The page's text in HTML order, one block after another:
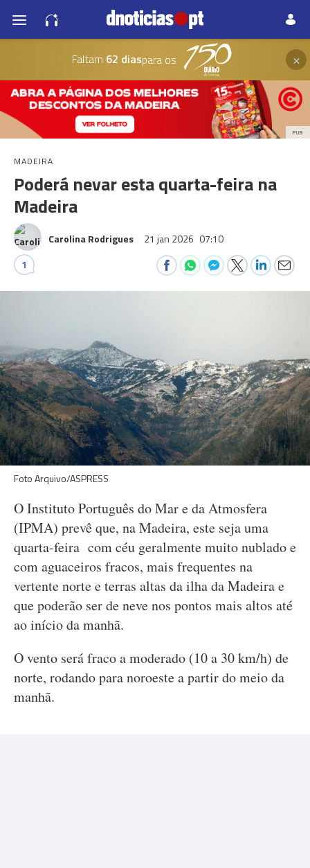
Faltam 62 diaspara os ×
PUB
MADEIRA
Poderá nevar esta quarta-feira na
Madeira
Carolina Rodrigues 21 jan 2026 07:10
1
Foto Arquivo/ASPRESS
O Instituto Português do Mar e da Atmosfera
(IPMA) prevê que, na Madeira, este seja uma
quarta-feira com céu geralmente muito nublado e
com aguaceiros fracos, mais frequentes na
vertente norte e terras altas da ilha da Madeira e
que poderão ser de neve nos pontos mais altos até
ao início da manhã.
O vento será fraco a moderado (10 a 30 km/h) de
norte, rodando para noroeste a partir do meio da
manhã.